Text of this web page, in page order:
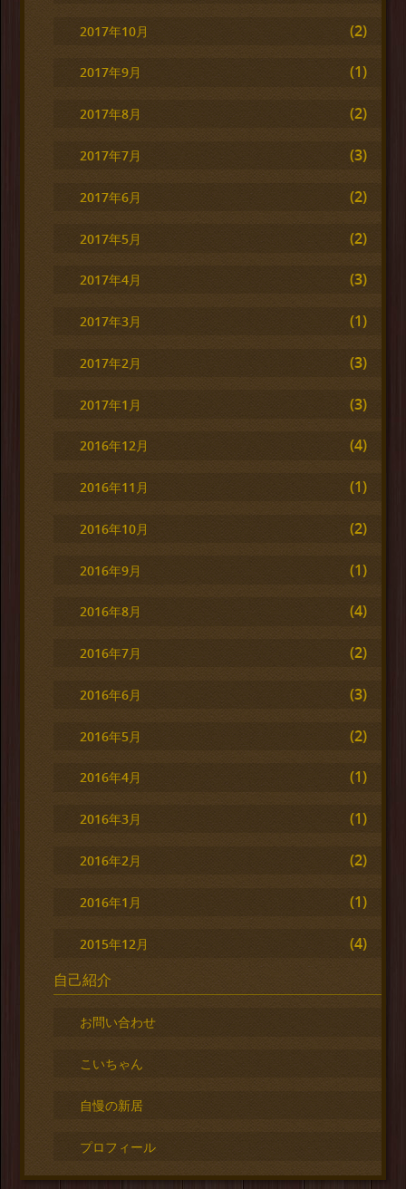
2017年10月 (2)
2017年9月 (1)
2017年8月 (2)
2017年7月 (3)
2017年6月 (2)
2017年5月 (2)
2017年4月 (3)
2017年3月 (1)
2017年2月 (3)
2017年1月 (3)
2016年12月 (4)
2016年11月 (1)
2016年10月 (2)
2016年9月 (1)
2016年8月 (4)
2016年7月 (2)
2016年6月 (3)
2016年5月 (2)
2016年4月 (1)
2016年3月 (1)
2016年2月 (2)
2016年1月 (1)
2015年12月
(4)
自己紹介
お問い合わせ
こいちゃん
自慢の新居
プロフィール